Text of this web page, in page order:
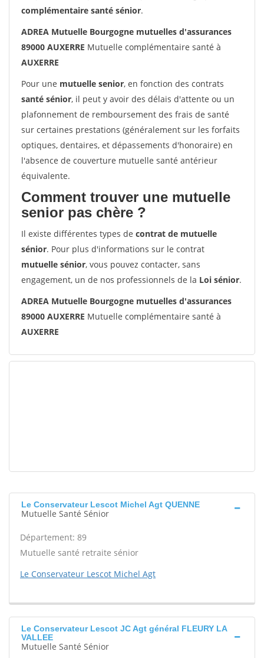
complémentaire santé sénior.
ADREA Mutuelle Bourgogne mutuelles d'assurances
89000 AUXERRE Mutuelle complémentaire santé à
AUXERRE
Pour une mutuelle senior, en fonction des contrats
santé sénior, il peut y avoir des délais d'attente ou un
plafonnement de remboursement des frais de santé
sur certaines prestations (généralement sur les forfaits
optiques, dentaires, et dépassements d'honoraire) en
l'absence de couverture mutuelle santé antérieur
équivalente.
Comment trouver une mutuelle
senior pas chère ?
Il existe différentes types de contrat de mutuelle
sénior. Pour plus d'informations sur le contrat
mutuelle sénior, vous pouvez contacter, sans
engagement, un de nos professionnels de la Loi sénior.
ADREA Mutuelle Bourgogne mutuelles d'assurances
89000 AUXERRE Mutuelle complémentaire santé à
AUXERRE
Le Conservateur Lescot Michel Agt QUENNE
Mutuelle Santé Sénior
Département: 89
Mutuelle santé retraite sénior
Le Conservateur Lescot Michel Agt
Le Conservateur Lescot JC Agt général FLEURY LA
VALLEE
Mutuelle Santé Sénior